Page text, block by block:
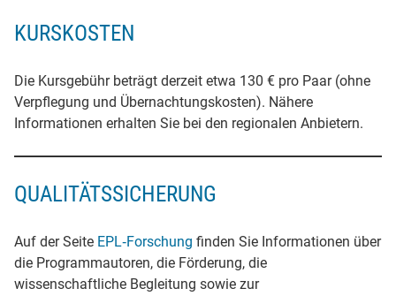
KURSKOSTEN
Die Kursgebühr beträgt derzeit etwa 130 € pro Paar (ohne
Verpflegung und Übernachtungskosten). Nähere
Informationen erhalten Sie bei den regionalen Anbietern.
QUALITÄTSSICHERUNG
Auf der Seite EPL‐Forschung finden Sie Informationen über
die Programmautoren, die Förderung, die
wissenschaftliche Begleitung sowie zur